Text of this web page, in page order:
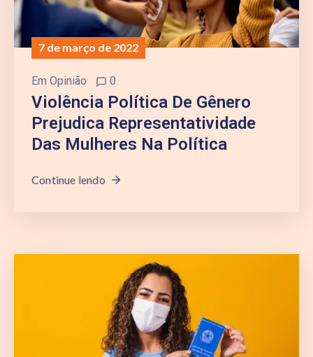
7 de março de 2022
Em Opinião 0
Violência Política De Gênero
Prejudica Representatividade
Das Mulheres Na Política
Continue lendo